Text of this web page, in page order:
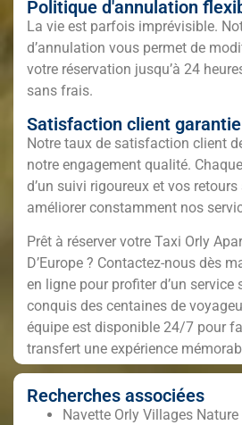
Politique d'annulation
La vie est parfois imprévisible.
d’annulation vous permet de
votre réservation jusqu’à 24
sans frais.
Satisfaction client garantie
Notre taux de satisfaction client
notre engagement qualité.
d’un suivi rigoureux et vos
améliorer constamment nos
Prêt à réserver votre Taxi Orly
D’Europe ? Contactez-nous dès
en ligne pour profiter d’un service
conquis des centaines de
équipe est disponible 24/7 pour
transfert une expérience
Recherches associées
Navette Orly Villages